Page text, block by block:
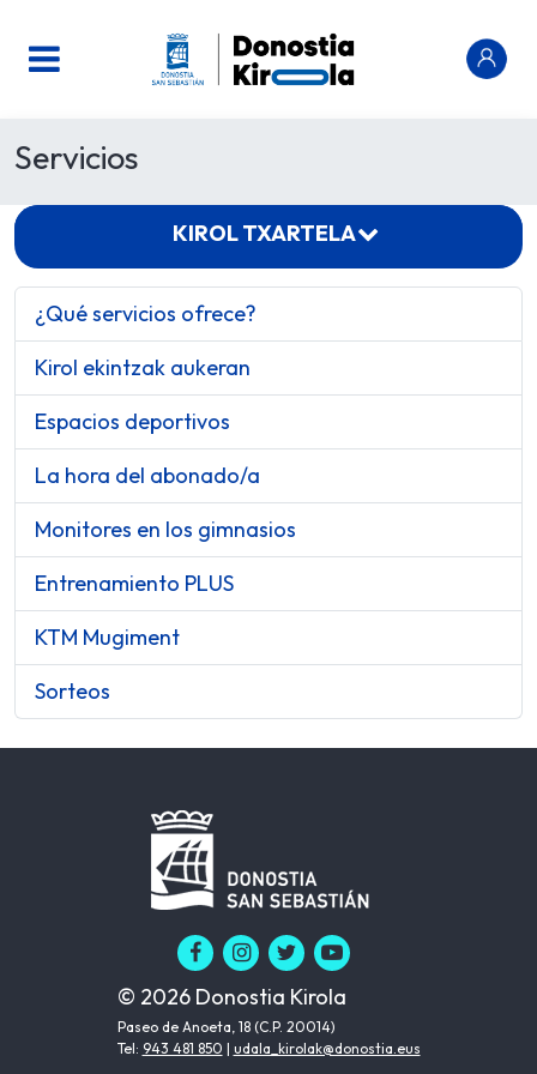
Servicios
¿Qué servicios ofrece?
Kirol ekintzak aukeran
Espacios deportivos
La hora del abonado/a
Monitores en los gimnasios
Entrenamiento PLUS
KTM Mugiment
Sorteos
KIROL TXARTELA
© 2026 Donostia Kirola
Paseo de Anoeta, 18 (C.P. 20014)
Tel: 943 481 850 | udala_kirolak@donostia.eus